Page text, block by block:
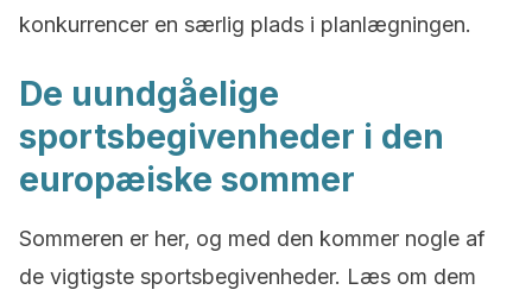
konkurrencer en særlig plads i planlægningen.
De uundgåelige
sportsbegivenheder i den
europæiske sommer
Sommeren er her, og med den kommer nogle af
de vigtigste sportsbegivenheder. Læs om dem